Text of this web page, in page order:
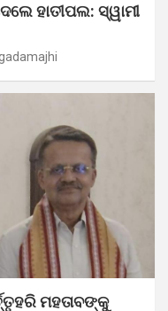
ହାତୀପଲ: ସ୍ୱାମୀ
ମହତାବଙ୍କୁ